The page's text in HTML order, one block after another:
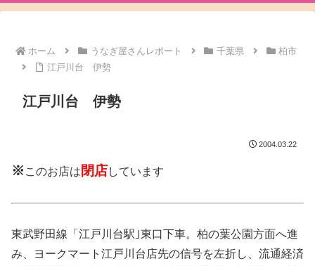
ホーム うなぎ屋さんレポート 千葉県
柏市
江戸川台 伊勢
江戸川台 伊勢
2004.03.22
※ このお店は 閉店しています
東武野田線「江戸川台駅｣東口下車。柏の葉公園方面へ進
み、ヨークマート江戸川台店先の信号を左折し、流通経済